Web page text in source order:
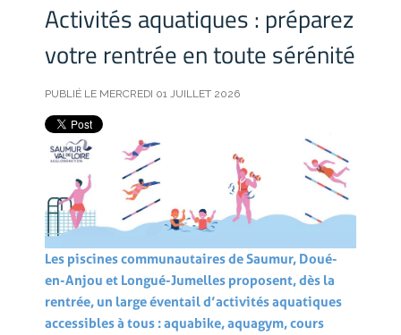
Activités aquatiques : préparez
votre rentrée en toute sérénité
PUBLIÉ LE MERCREDI 01 JUILLET 2026
Les piscines communautaires de Saumur, Doué-
en-Anjou et Longué-Jumelles proposent, dès la
rentrée, un large éventail d’activités aquatiques
accessibles à tous : aquabike, aquagym, cours